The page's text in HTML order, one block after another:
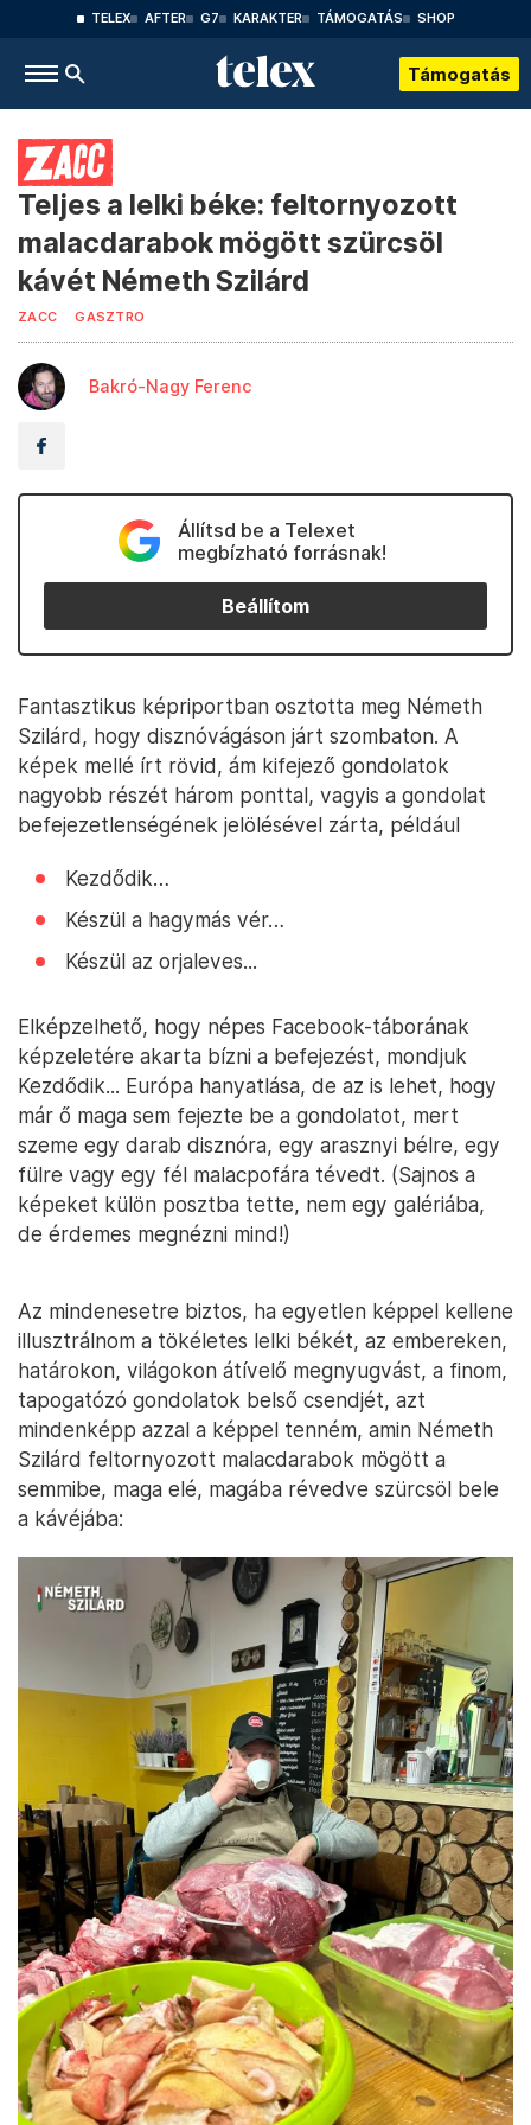
TELEX AFTER G7 KARAKTER TÁMOGATÁS SHOP
Támogatás
Teljes a lelki béke: feltornyozott
malacdarabok mögött szürcsöl
kávét Németh Szilárd
ZACC GASZTRO
Bakró-Nagy Ferenc
Állítsd be a Telexet
megbízható forrásnak!
Beállítom
Fantasztikus képriportban osztotta meg Németh
Szilárd, hogy disznóvágáson járt szombaton. A
képek mellé írt rövid, ám kifejező gondolatok
nagyobb részét három ponttal, vagyis a gondolat
befejezetlenségének jelölésével zárta, például
Kezdődik…
Készül a hagymás vér…
Készül az orjaleves...
Elképzelhető, hogy népes Facebook-táborának
képzeletére akarta bízni a befejezést, mondjuk
Kezdődik... Európa hanyatlása, de az is lehet, hogy
már ő maga sem fejezte be a gondolatot, mert
szeme egy darab disznóra, egy arasznyi bélre, egy
fülre vagy egy fél malacpofára tévedt. (Sajnos a
képeket külön posztba tette, nem egy galériába,
de érdemes megnézni mind!)
Az mindenesetre biztos, ha egyetlen képpel kellene
illusztrálnom a tökéletes lelki békét, az embereken,
határokon, világokon átívelő megnyugvást, a finom,
tapogatózó gondolatok belső csendjét, azt
mindenképp azzal a képpel tenném, amin Németh
Szilárd feltornyozott malacdarabok mögött a
semmibe, maga elé, magába révedve szürcsöl bele
a kávéjába: